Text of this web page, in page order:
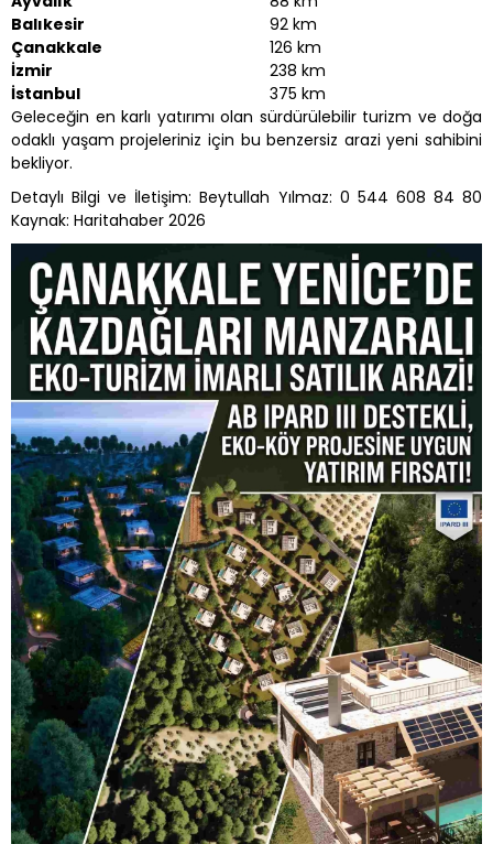
Balıkesir
92 km
Çanakkale
126 km
İzmir
238 km
İstanbul
375 km
Geleceğin en karlı yatırımı olan sürdürülebilir turizm ve doğa
odaklı yaşam projeleriniz için bu benzersiz arazi yeni sahibini
bekliyor.
Detaylı Bilgi ve İletişim: Beytullah Yılmaz: 0 544 608 84 80
Kaynak: Haritahaber 2026